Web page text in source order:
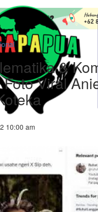
&
Viral
10:00 am